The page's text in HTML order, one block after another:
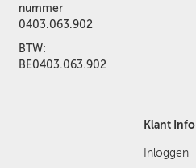
nummer
0403.063.902
BTW:
BE0403.063.902
Klant Info
Inloggen